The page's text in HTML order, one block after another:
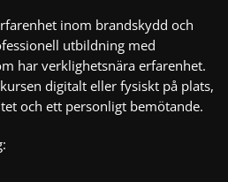
inom brandskydd och
utbildning med
har verklighetsnära erfarenhet.
digitalt eller fysiskt på plats,
och ett personligt bemötande.